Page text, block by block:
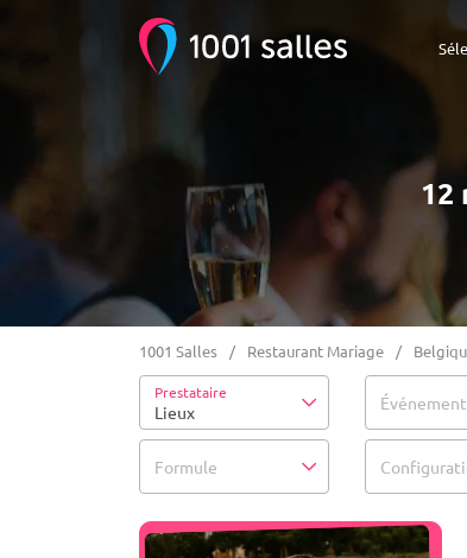
12
1001 Salles Restaurant Mariage
Prestataire
Lieux Événement
Formule